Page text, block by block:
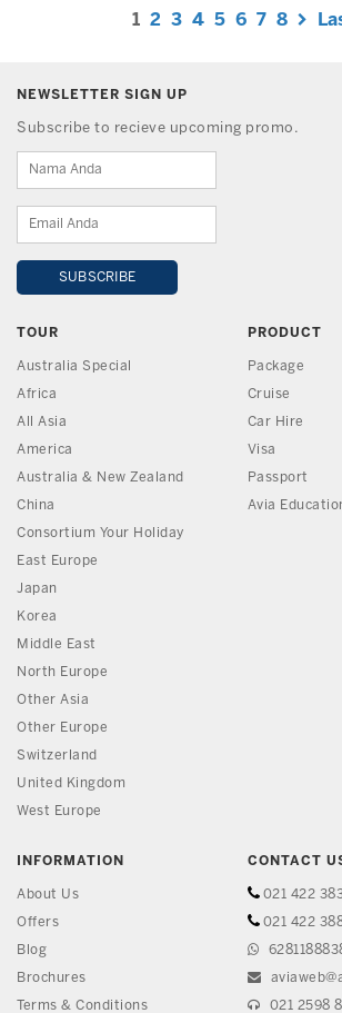
1 2 3 4 5 6 7 8
NEWSLETTER SIGN UP
Subscribe to recieve upcoming promo.
TOUR
Australia Special
Africa
All Asia
America
Australia & New Zealand
China
Consortium Your Holiday
East Europe
Japan
Korea
Middle East
North Europe
Other Asia
Other Europe
Switzerland
United Kingdom
West Europe
PRODUCT
Package
Cruise
Car Hire
Visa
Passport
Avia
INFORMATION
About Us
Offers
Blog
Brochures
Terms & Conditions
CONTACT
021 422
021 422
021 2598